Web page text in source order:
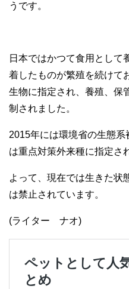
うです。
日本ではかつて食用として
着したものが繁殖を続けて
生物に指定され、養殖、保
制されました。
2015年には環境省の生態
は重点対策外来種に指定さ
よって、現在では生きた状
は禁止されています。
(ライター ナオ)